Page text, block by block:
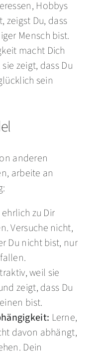
Hobbys
zeigst Du, dass
Mensch bist.
macht Dich
zeigt, dass Du
sein
anderen
arbeite an
ehrlich zu Dir
Versuche nicht,
Du nicht bist, nur
weil sie
zeigt, dass Du
bist.
Lerne,
davon abhängt,
Dein